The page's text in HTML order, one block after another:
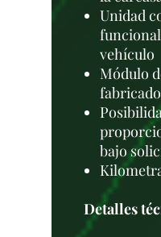
Unidad
vehículo
Módulo
bajo
Detalles